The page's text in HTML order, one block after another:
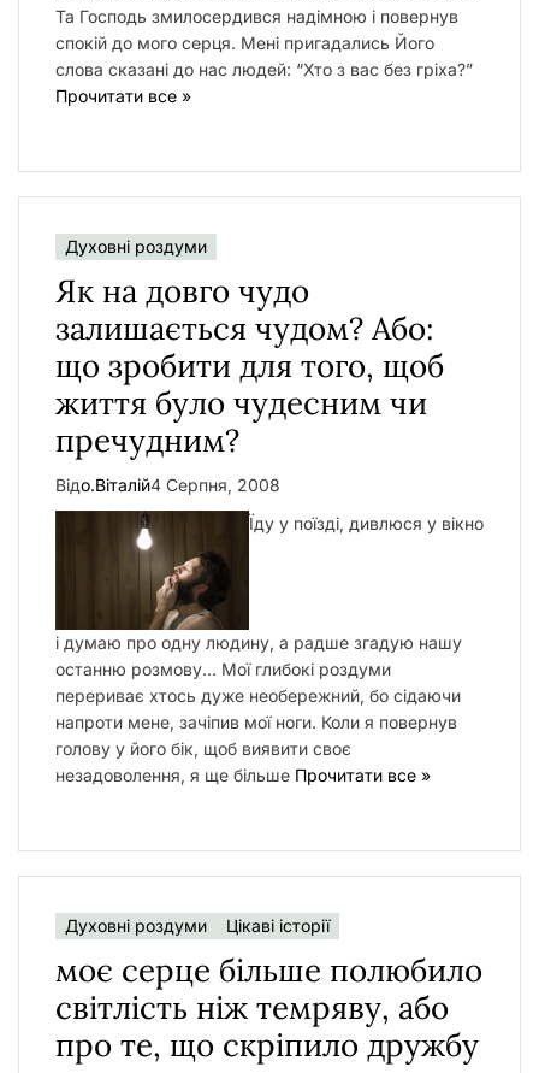
Та Господь змилосердився надімною і повернув
спокій до мого серця. Мені пригадались Його
слова сказані до нас людей: “Хто з вас без гріха?”
Прочитати все »
Духовні роздуми
Як на довго чудо
залишається чудом? Або:
що зробити для того, щоб
життя було чудесним чи
пречудним?
Відо.Віталій4 Серпня, 2008
Їду у поїзді, дивлюся у вікно
і думаю про одну людину, а радше згадую нашу
останню розмову… Мої глибокі роздуми
перериває хтось дуже необережний, бо сідаючи
напроти мене, зачіпив мої ноги. Коли я повернув
голову у його бік, щоб виявити своє
незадоволення, я ще більше Прочитати все »
Духовні роздуми Цікаві історії
моє серце більше полюбило
світлість ніж темряву, або
про те, що скріпило дружбу